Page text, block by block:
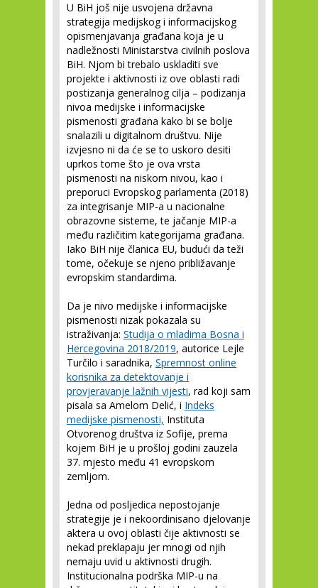
U BiH još nije usvojena državna
strategija medijskog i informacijskog
opismenjavanja građana koja je u
nadležnosti Ministarstva civilnih poslova
BiH. Njom bi trebalo uskladiti sve
projekte i aktivnosti iz ove oblasti radi
postizanja generalnog cilja – podizanja
nivoa medijske i informacijske
pismenosti građana kako bi se bolje
snalazili u digitalnom društvu. Nije
izvjesno ni da će se to uskoro desiti
uprkos tome što je ova vrsta
pismenosti na niskom nivou, kao i
preporuci Evropskog parlamenta (2018)
za integrisanje MIP-a u nacionalne
obrazovne sisteme, te jačanje MIP-a
među različitim kategorijama građana.
Iako BiH nije članica EU, budući da teži
tome, očekuje se njeno približavanje
evropskim standardima.
Da je nivo medijske i informacijske
pismenosti nizak pokazala su
istraživanja: Studija o mladima Bosna i
Hercegovina 2018/2019, autorice Lejle
Turčilo i saradnika, Spremnost online
korisnika za detektovanje i
provjeravanje lažnih vijesti, rad koji sam
pisala sa Amelom Delić, i Indeks
medijske pismenosti, Instituta
Otvorenog društva iz Sofije, prema
kojem BiH je u prošloj godini zauzela
37. mjesto među 41 evropskom
zemljom.
Jedna od posljedica nepostojanje
strategije je i nekoordinisano djelovanje
aktera u ovoj oblasti čije aktivnosti se
nekad preklapaju jer mnogi od njih
nemaju uvid u aktivnosti drugih.
Institucionalna podrška MIP-u na